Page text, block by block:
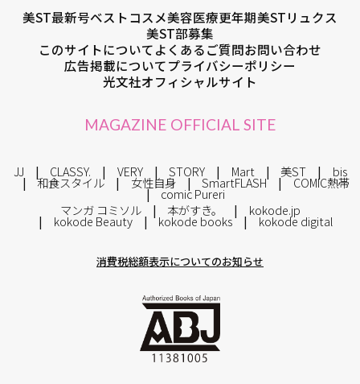
美ST最新号ベストコスメ美容医療更年期美STリュクス
美ST部募集
このサイトについてよくあるご質問お問い合わせ
広告掲載についてプライバシーポリシー
光文社オフィシャルサイト
MAGAZINE OFFICIAL SITE
JJ CLASSY. VERY STORY Mart 美ST bis
和食スタイル 女性自身 SmartFLASH COMIC熱帯
comic Pureri
マンガ コミソル
本がすき。 kokode.jp
kokode Beauty kokode books kokode digital
消費税総額表示についてのお知らせ